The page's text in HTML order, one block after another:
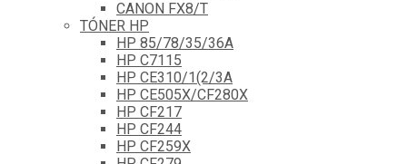
CANON FX8/T
TÓNER HP
HP 85/78/35/36A
HP C7115
HP CE310/1(2/3A
HP CE505X/CF280X
HP CF217
HP CF244
HP CF259X